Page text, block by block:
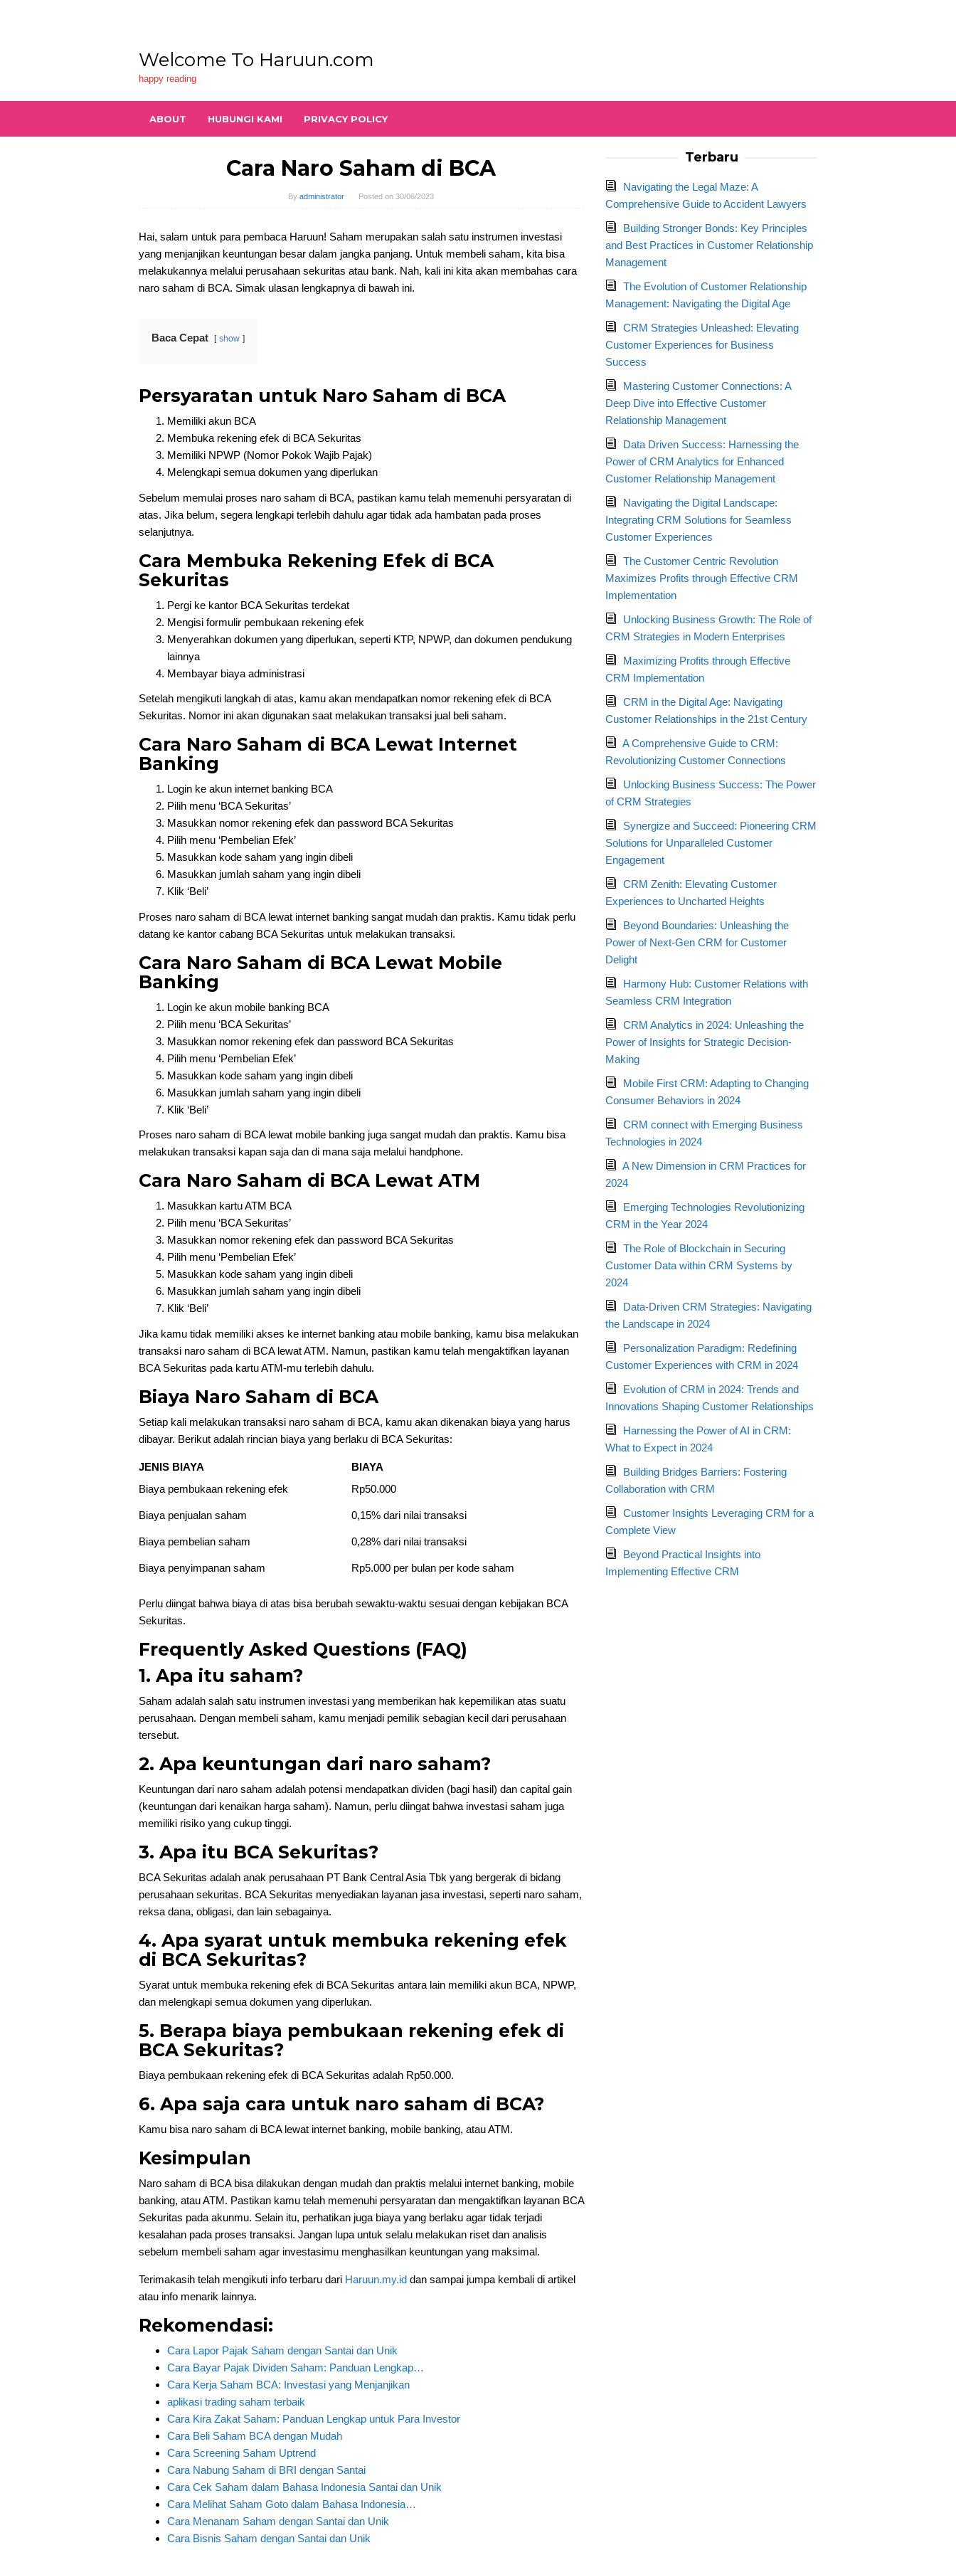
Welcome To Haruun.com
happy reading
ABOUT HUBUNGI KAMI PRIVACY POLICY
Cara Naro Saham di BCA
Byadministrator Posted on30/06/2023
Hai, salam untuk para pembaca Haruun! Saham merupakan salah satu instrumen investasi
yang menjanjikan keuntungan besar dalam jangka panjang. Untuk membeli saham, kita bisa
melakukannya melalui perusahaan sekuritas atau bank. Nah, kali ini kita akan membahas cara
naro saham di BCA. Simak ulasan lengkapnya di bawah ini.
Baca Cepat show
Persyaratan untuk Naro Saham di BCA
Memiliki akun BCA
Membuka rekening efek di BCA Sekuritas
Memiliki NPWP (Nomor Pokok Wajib Pajak)
Melengkapi semua dokumen yang diperlukan
Sebelum memulai proses naro saham di BCA, pastikan kamu telah memenuhi persyaratan di
atas. Jika belum, segera lengkapi terlebih dahulu agar tidak ada hambatan pada proses
selanjutnya.
Cara Membuka Rekening Efek di BCA
Sekuritas
Pergi ke kantor BCA Sekuritas terdekat
Mengisi formulir pembukaan rekening efek
Menyerahkan dokumen yang diperlukan, seperti KTP, NPWP, dan dokumen pendukung
lainnya
Membayar biaya administrasi
Setelah mengikuti langkah di atas, kamu akan mendapatkan nomor rekening efek di BCA
Sekuritas. Nomor ini akan digunakan saat melakukan transaksi jual beli saham.
Cara Naro Saham di BCA Lewat Internet
Banking
Login ke akun internet banking BCA
Pilih menu ‘BCA Sekuritas’
Masukkan nomor rekening efek dan password BCA Sekuritas
Pilih menu ‘Pembelian Efek’
Masukkan kode saham yang ingin dibeli
Masukkan jumlah saham yang ingin dibeli
Klik ‘Beli’
Proses naro saham di BCA lewat internet banking sangat mudah dan praktis. Kamu tidak perlu
datang ke kantor cabang BCA Sekuritas untuk melakukan transaksi.
Cara Naro Saham di BCA Lewat Mobile
Banking
Login ke akun mobile banking BCA
Pilih menu ‘BCA Sekuritas’
Masukkan nomor rekening efek dan password BCA Sekuritas
Pilih menu ‘Pembelian Efek’
Masukkan kode saham yang ingin dibeli
Masukkan jumlah saham yang ingin dibeli
Klik ‘Beli’
Proses naro saham di BCA lewat mobile banking juga sangat mudah dan praktis. Kamu bisa
melakukan transaksi kapan saja dan di mana saja melalui handphone.
Cara Naro Saham di BCA Lewat ATM
Masukkan kartu ATM BCA
Pilih menu ‘BCA Sekuritas’
Masukkan nomor rekening efek dan password BCA Sekuritas
Pilih menu ‘Pembelian Efek’
Masukkan kode saham yang ingin dibeli
Masukkan jumlah saham yang ingin dibeli
Klik ‘Beli’
Jika kamu tidak memiliki akses ke internet banking atau mobile banking, kamu bisa melakukan
transaksi naro saham di BCA lewat ATM. Namun, pastikan kamu telah mengaktifkan layanan
BCA Sekuritas pada kartu ATM-mu terlebih dahulu.
Biaya Naro Saham di BCA
Setiap kali melakukan transaksi naro saham di BCA, kamu akan dikenakan biaya yang harus
dibayar. Berikut adalah rincian biaya yang berlaku di BCA Sekuritas:
JENIS BIAYA
BIAYA
Biaya pembukaan rekening efek
Rp50.000
Biaya penjualan saham 0,15% dari nilai transaksi
Biaya pembelian saham 0,28% dari nilai transaksi
Biaya penyimpanan saham Rp5.000 per bulan per kode saham
Perlu diingat bahwa biaya di atas bisa berubah sewaktu-waktu sesuai dengan kebijakan BCA
Sekuritas.
Frequently Asked Questions (FAQ)
1. Apa itu saham?
Saham adalah salah satu instrumen investasi yang memberikan hak kepemilikan atas suatu
perusahaan. Dengan membeli saham, kamu menjadi pemilik sebagian kecil dari perusahaan
tersebut.
2. Apa keuntungan dari naro saham?
Keuntungan dari naro saham adalah potensi mendapatkan dividen (bagi hasil) dan capital gain
(keuntungan dari kenaikan harga saham). Namun, perlu diingat bahwa investasi saham juga
memiliki risiko yang cukup tinggi.
3. Apa itu BCA Sekuritas?
BCA Sekuritas adalah anak perusahaan PT Bank Central Asia Tbk yang bergerak di bidang
perusahaan sekuritas. BCA Sekuritas menyediakan layanan jasa investasi, seperti naro saham,
reksa dana, obligasi, dan lain sebagainya.
4. Apa syarat untuk membuka rekening efek
di BCA Sekuritas?
Syarat untuk membuka rekening efek di BCA Sekuritas antara lain memiliki akun BCA, NPWP,
dan melengkapi semua dokumen yang diperlukan.
5. Berapa biaya pembukaan rekening efek di
BCA Sekuritas?
Biaya pembukaan rekening efek di BCA Sekuritas adalah Rp50.000.
6. Apa saja cara untuk naro saham di BCA?
Kamu bisa naro saham di BCA lewat internet banking, mobile banking, atau ATM.
Kesimpulan
Naro saham di BCA bisa dilakukan dengan mudah dan praktis melalui internet banking, mobile
banking, atau ATM. Pastikan kamu telah memenuhi persyaratan dan mengaktifkan layanan BCA
Sekuritas pada akunmu. Selain itu, perhatikan juga biaya yang berlaku agar tidak terjadi
kesalahan pada proses transaksi. Jangan lupa untuk selalu melakukan riset dan analisis
sebelum membeli saham agar investasimu menghasilkan keuntungan yang maksimal.
Terimakasih telah mengikuti info terbaru dari Haruun.my.iddan sampai jumpa kembali di artikel
atau info menarik lainnya.
Rekomendasi:
Cara Lapor Pajak Saham dengan Santai dan Unik
Cara Bayar Pajak Dividen Saham: Panduan Lengkap…
Cara Kerja Saham BCA: Investasi yang Menjanjikan
aplikasi trading saham terbaik
Cara Kira Zakat Saham: Panduan Lengkap untuk Para Investor
Cara Beli Saham BCA dengan Mudah
Cara Screening Saham Uptrend
Cara Nabung Saham di BRI dengan Santai
Cara Cek Saham dalam Bahasa Indonesia Santai dan Unik
Cara Melihat Saham Goto dalam Bahasa Indonesia…
Cara Menanam Saham dengan Santai dan Unik
Cara Bisnis Saham dengan Santai dan Unik
Terbaru
Navigating the Legal Maze: A
Comprehensive Guide to Accident Lawyers
Building Stronger Bonds: Key Principles
and Best Practices in Customer Relationship
Management
The Evolution of Customer Relationship
Management: Navigating the Digital Age
CRM Strategies Unleashed: Elevating
Customer Experiences for Business
Success
Mastering Customer Connections: A
Deep Dive into Effective Customer
Relationship Management
Data Driven Success: Harnessing the
Power of CRM Analytics for Enhanced
Customer Relationship Management
Navigating the Digital Landscape:
Integrating CRM Solutions for Seamless
Customer Experiences
The Customer Centric Revolution
Maximizes Profits through Effective CRM
Implementation
Unlocking Business Growth: The Role of
CRM Strategies in Modern Enterprises
Maximizing Profits through Effective
CRM Implementation
CRM in the Digital Age: Navigating
Customer Relationships in the 21st Century
A Comprehensive Guide to CRM:
Revolutionizing Customer Connections
Unlocking Business Success: The Power
of CRM Strategies
Synergize and Succeed: Pioneering CRM
Solutions for Unparalleled Customer
Engagement
CRM Zenith: Elevating Customer
Experiences to Uncharted Heights
Beyond Boundaries: Unleashing the
Power of Next-Gen CRM for Customer
Delight
Harmony Hub: Customer Relations with
Seamless CRM Integration
CRM Analytics in 2024: Unleashing the
Power of Insights for Strategic Decision-
Making
Mobile First CRM: Adapting to Changing
Consumer Behaviors in 2024
CRM connect with Emerging Business
Technologies in 2024
A New Dimension in CRM Practices for
2024
Emerging Technologies Revolutionizing
CRM in the Year 2024
The Role of Blockchain in Securing
Customer Data within CRM Systems by
2024
Data-Driven CRM Strategies: Navigating
the Landscape in 2024
Personalization Paradigm: Redefining
Customer Experiences with CRM in 2024
Evolution of CRM in 2024: Trends and
Innovations Shaping Customer Relationships
Harnessing the Power of AI in CRM:
What to Expect in 2024
Building Bridges Barriers: Fostering
Collaboration with CRM
Customer Insights Leveraging CRM for a
Complete View
Beyond Practical Insights into
Implementing Effective CRM